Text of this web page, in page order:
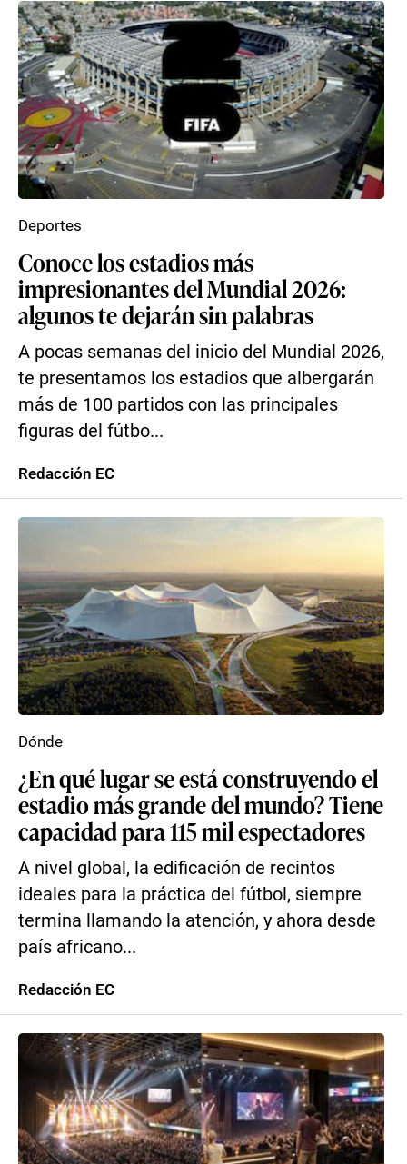
Conoce los estadios más
impresionantes del Mundial 2026:
algunos te dejarán sin palabras
A pocas semanas del inicio del Mundial 2026,
te presentamos los estadios que albergarán
más de 100 partidos con las principales
figuras del fútbo...
Deportes
Redacción EC
¿En qué lugar se está construyendo el
estadio más grande del mundo? Tiene
capacidad para 115 mil espectadores
A nivel global, la edificación de recintos
ideales para la práctica del fútbol, siempre
termina llamando la atención, y ahora desde
país africano...
Dónde
Redacción EC